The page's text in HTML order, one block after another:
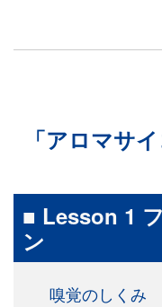
「アロマサ
■ Lesson 1
ン
嗅覚のしくみ